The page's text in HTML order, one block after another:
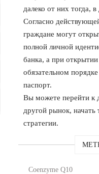
далеко от них тогда, в
Согласно
граждане могут
полной личной
банка, а при
обязательном
паспорт.
Вы можете перейти к
другой рынок, начать
стратегии.
Coenzyme Q10